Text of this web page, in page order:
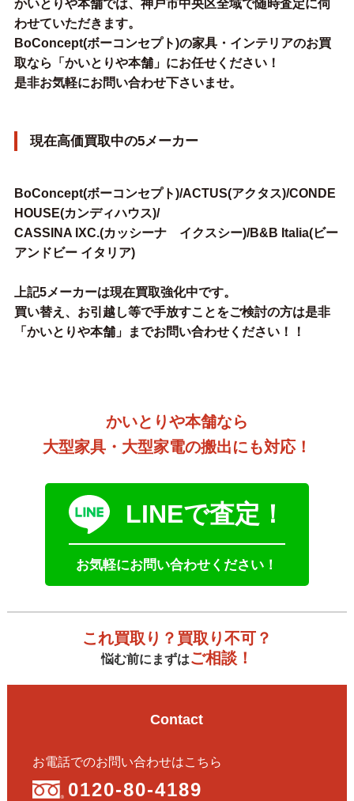
かいとりや本舗では、神戸市中央区全域で随時査定に伺
わせていただきます。
BoConcept(ボーコンセプト)の家具・インテリアのお買
取なら「かいとりや本舗」にお任せください！
是非お気軽にお問い合わせ下さいませ。
現在高価買取中の5メーカー
BoConcept(ボーコンセプト)/ACTUS(アクタス)/CONDE
HOUSE(カンディハウス)/
CASSINA IXC.(カッシーナ イクスシー)/B&B Italia(ビー
アンドビー イタリア)
上記5メーカーは現在買取強化中です。
買い替え、お引越し等で手放すことをご検討の方は是非
「かいとりや本舗」までお問い合わせください！！
かいとりや本舗なら
大型家具・大型家電の搬出にも対応！
LINEで査定！
お気軽にお問い合わせください！
これ買取り？買取り不可？
悩む前にまずはご相談！
Contact
お電話でのお問い合わせはこちら
0120-80-4189